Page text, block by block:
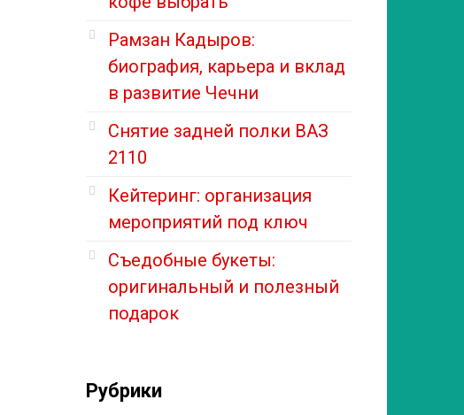
Рамзан Кадыров:
биография, карьера и вклад
в развитие Чечни
Снятие задней полки ВАЗ
2110
Кейтеринг: организация
мероприятий под ключ
Съедобные букеты:
оригинальный и полезный
подарок
Рубрики